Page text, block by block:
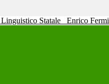
Statale Enrico Fermi